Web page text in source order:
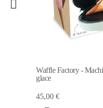
Waffle Factory -
glace
45,00 €